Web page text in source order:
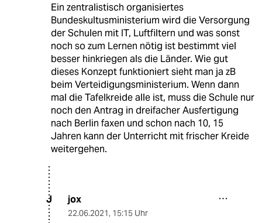
Ein zentralistisch organisiertes
Bundeskultusministerium wird die Versorgung
der Schulen mit IT, Luftfiltern und was sonst
noch so zum Lernen nötig ist bestimmt viel
besser hinkriegen als die Länder. Wie gut
dieses Konzept funktioniert sieht man ja zB
beim Verteidigungsministerium. Wenn dann
mal die Tafelkreide alle ist, muss die Schule nur
noch den Antrag in dreifacher Ausfertigung
nach Berlin faxen und schon nach 10, 15
Jahren kann der Unterricht mit frischer Kreide
weitergehen.
J jox
22.06.2021, 15:15 Uhr